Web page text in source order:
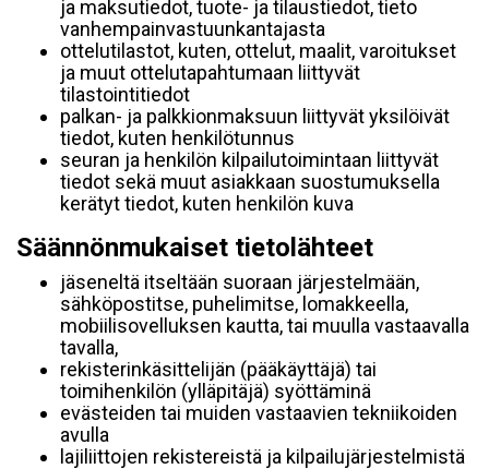
ja maksutiedot, tuote- ja tilaustiedot, tieto
vanhempainvastuunkantajasta
ottelutilastot, kuten, ottelut, maalit, varoitukset
ja muut ottelutapahtumaan liittyvät
tilastointitiedot
palkan- ja palkkionmaksuun liittyvät yksilöivät
tiedot, kuten henkilötunnus
seuran ja henkilön kilpailutoimintaan liittyvät
tiedot sekä muut asiakkaan suostumuksella
kerätyt tiedot, kuten henkilön kuva
Säännönmukaiset tietolähteet
jäseneltä itseltään suoraan järjestelmään,
sähköpostitse, puhelimitse, lomakkeella,
mobiilisovelluksen kautta, tai muulla vastaavalla
tavalla,
rekisterinkäsittelijän (pääkäyttäjä) tai
toimihenkilön (ylläpitäjä) syöttäminä
evästeiden tai muiden vastaavien tekniikoiden
avulla
lajiliittojen rekistereistä ja kilpailujärjestelmistä